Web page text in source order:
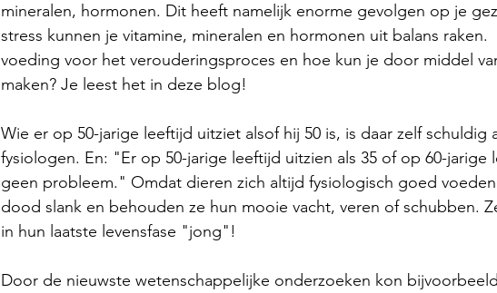
mineralen, hormonen. Dit heeft namelijk enorme gevolgen op je
stress kunnen je vitamine, mineralen en hormonen uit balans raken.
voeding voor het verouderingsproces en hoe kun je door middel
maken? Je leest het in deze blog!
Wie er op 50-jarige leeftijd uitziet alsof hij 50 is, is daar zelf schuldig
fysiologen. En: "Er op 50-jarige leeftijd uitzien als 35 of op 60-jarige
geen probleem." Omdat dieren zich altijd fysiologisch goed
dood slank en behouden ze hun mooie vacht, veren of schubben.
in hun laatste levensfase "jong"!
Door de nieuwste wetenschappelijke onderzoeken kon